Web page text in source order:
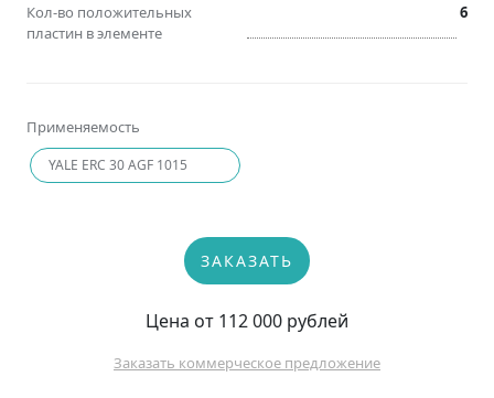
Применяемость
YALE ERC 30 AGF 1015
Кол-во положительных
пластин в элементе
6
ЗАКАЗАТЬ
Цена от 112 000 рублей
Заказать коммерческое предложение